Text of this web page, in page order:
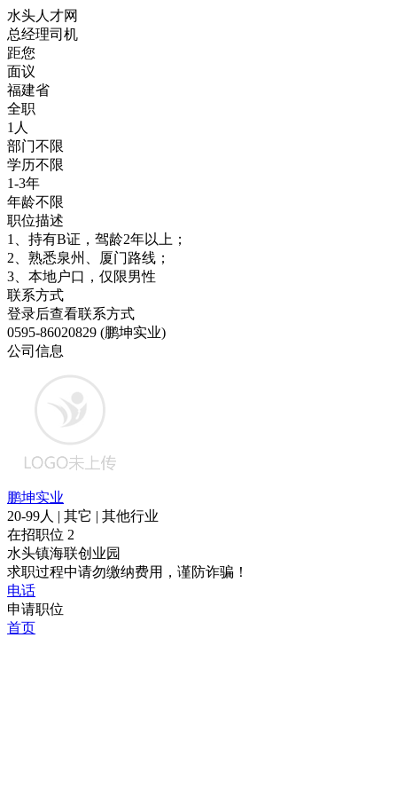
水头人才网
总经理司机
距您
面议
福建省
全职
1人
部门不限
学历不限
1-3年
年龄不限
职位描述
1、持有B证，驾龄2年以上；
2、熟悉泉州、厦门路线；
3、本地户口，仅限男性
联系方式
登录后查看联系方式
0595-86020829 (鹏坤实业)
公司信息
鹏坤实业
20-99人 | 其它 | 其他行业
在招职位 2
水头镇海联创业园
求职过程中请勿缴纳费用，谨防诈骗！
电话
申请职位
首页